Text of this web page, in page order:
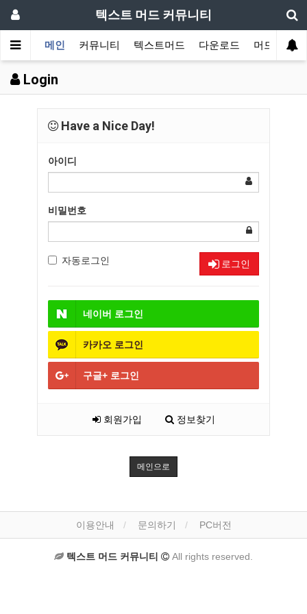
텍스트 머드 커뮤니티
메인 커뮤니티 텍스트머드 다운로드 머드 잡담
Login
Have a Nice Day!
아이디
비밀번호
자동로그인 로그인
네이버 로그인
카카오 로그인
구글+ 로그인
회원가입 정보찾기
메인으로
이용안내 문의하기 PC버전
텍스트 머드 커뮤니티 All rights reserved.